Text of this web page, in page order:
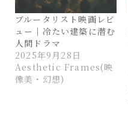
ブルータリスト映画レビ
ュー｜冷たい建築に潜む
人間ドラマ
2025年9月28日
Aesthetic Frames(映
像美・幻想)